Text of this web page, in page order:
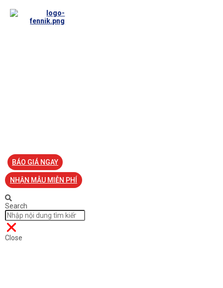
BÁO GIÁ NGAY
NHẬN MẪU MIỄN PHÍ
Search
Close